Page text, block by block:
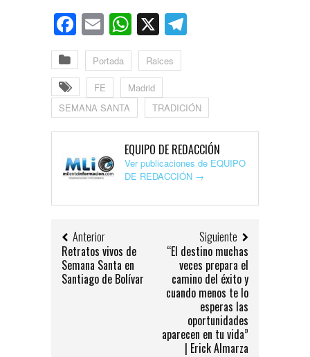
Facebook
EmailWhatsApp
X
Portada Raices
FE
Madrid
SEMANA SANTA
TRADICIÓN
EQUIPO DE REDACCIÓN
Ver publicaciones de EQUIPO
DE REDACCIÓN →
Anterior
Retratos vivos de
Semana Santa en
Santiago de Bolívar
Siguiente
“El destino muchas
veces prepara el
camino del éxito y
cuando menos te lo
esperas las
oportunidades
aparecen en tu vida”
| Erick Almarza